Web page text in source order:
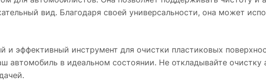
и приятной задачей.
вид. Благодаря своей универсальности, она может
и эффективный инструмент для очистки пластиковых
автомобиль в идеальном состоянии. Не откладывайте